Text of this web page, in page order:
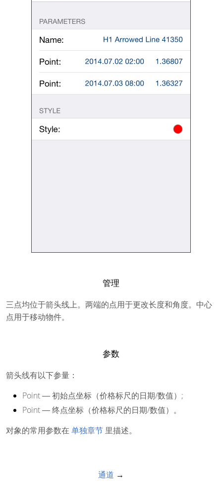
管理
三点均位于箭头线上。两端的点用于更改长度和角度。中心
点用于移动物件。
参数
箭头线有以下参量：
Point― 初始点坐标（价格标尺的日期/数值）;
Point― 终点坐标（价格标尺的日期/数值）。
对象的常用参数在 单独章节 里描述。
通道 →